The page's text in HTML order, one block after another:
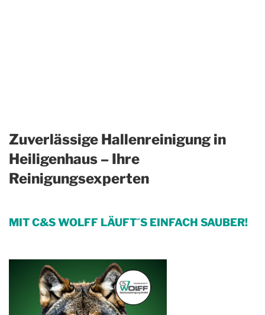
Zuverlässige Hallenreinigung in
Heiligenhaus – Ihre
Reinigungsexperten
MIT C&S WOLFF LÄUFT´S EINFACH SAUBER!